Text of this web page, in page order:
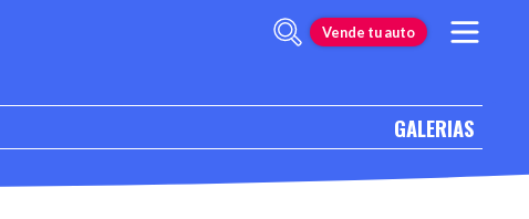
Vende tu auto
GALERIAS